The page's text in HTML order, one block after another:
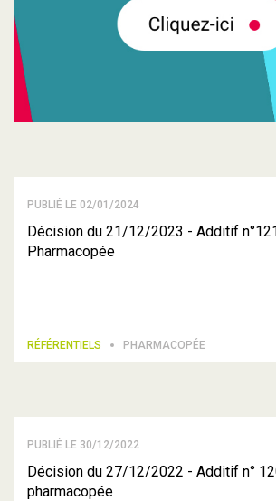
PUBLIÉ LE 02/01/2024
Décision du 21/12/2023 - Additif
Pharmacopée
RÉFÉRENTIELS PHARMACOPÉE
PUBLIÉ LE 30/12/2022
Décision du 27/12/2022 - Additif n°
pharmacopée